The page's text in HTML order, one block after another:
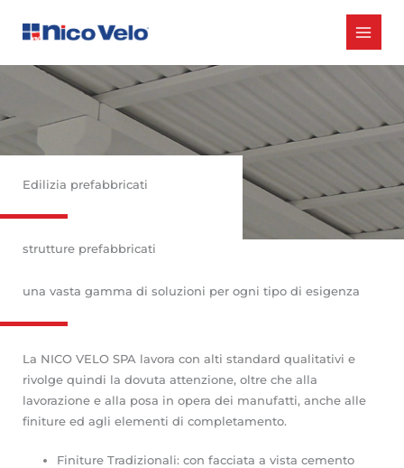
Edilizia prefabbricati
strutture prefabbricati
una vasta gamma di soluzioni per ogni tipo di esigenza
La NICO VELO SPA lavora con alti standard qualitativi e
rivolge quindi la dovuta attenzione, oltre che alla
lavorazione e alla posa in opera dei manufatti, anche alle
finiture ed agli elementi di completamento.
Finiture Tradizionali: con facciata a vista cemento